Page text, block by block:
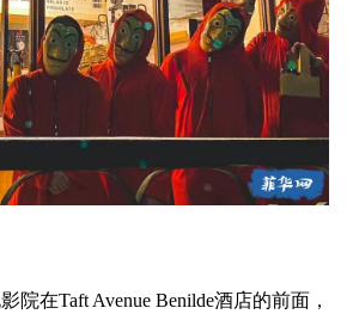
院在Taft Avenue Benilde酒店的前面，